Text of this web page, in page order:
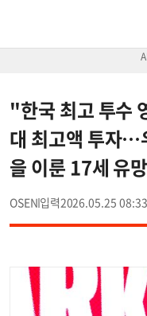
"한국 최고 투수
대 최고액 투자…
을 이룬 17세 유
OSEN 2026.05.25 08:33